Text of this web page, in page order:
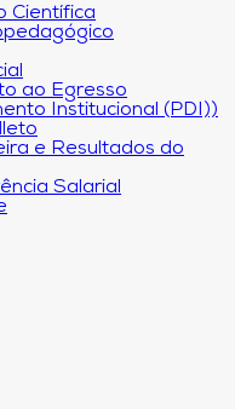
Científica
ao Egresso
Institucional (PDI))
e Resultados do
Salarial